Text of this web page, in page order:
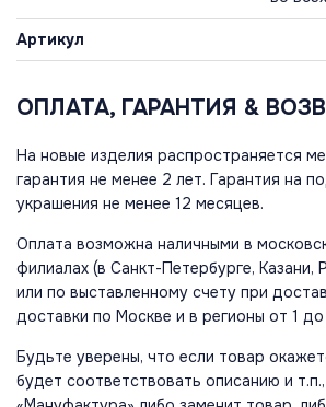
Артикул
ОПЛАТА, ГАРАНТИЯ &
На новые изделия распространяется
гарантия не менее 2 лет. Гарантия на
украшения не менее 12 месяцев.
Оплата возможна наличными в
филиалах (в Санкт-Петербурге, Казани,
или по выставленному счету при
доставки по Москве и в регионы от 1
Будьте уверены, что если товар
будет соответствовать описанию и